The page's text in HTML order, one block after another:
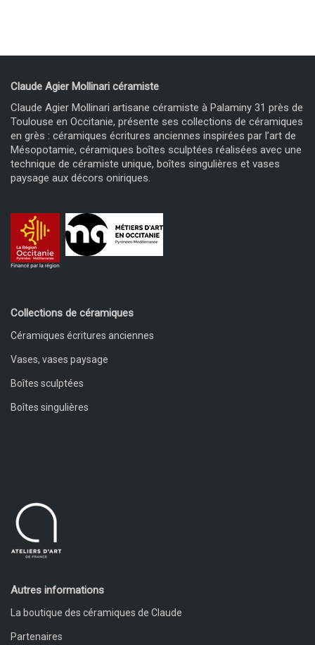
Claude Agier Mollinari céramiste
Claude Agier Mollinari artisane céramiste à Palaminy 31 près de
Toulouse en Occitanie, présente ses collections de céramiques
en grès : céramiques écritures anciennes inspirées par l’art de
Mésopotamie, céramiques boîtes sculptées réalisées avec une
technique de céramiste unique, boîtes singulières et vases
paysage aux décors oniriques.
Collections de céramiques
Céramiques écritures anciennes
Vases, vases paysage
Boîtes sculptées
Boîtes singulières
Autres informations
La boutique des céramiques de Claude
Partenaires